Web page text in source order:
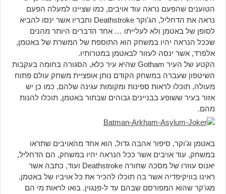
הטוענים שהפעם נראה עוד אויבים, כמו שציינו למעלה הפעם
נראה את הדחליל, הג'וקר Deathstroke וחבריו אשר ינסו להביא
לסופן של באטמן ולא לעלייתו … אחד הדברים היותר מהנים
שככל הנראה יהיו במשחק הוא התוספת של המשרת של באטמן,
אלפרד, אשר ינסה לעזור לבאטמן במטרותיו.
הקטע של העיר Gotham שהיא עיר כלא, הסגורה בחומה בעקבות
השיטפון שעברה במשחק הקודם נותן אופציית משחק עולם פתוח
מעולה, תוכלו לראות ספינות ומקומות עגינה שלהם, כמו כן יש
אזור בעיר ששופע בבניינים גבוהים שבתור באטמן, תוכלו להנות
מהם.
באטמן וג'וקר, סיפור אהבה גדול, הוא אחד מהאויבים שתראו
במשחק, עוד אויבים אשר ככל הנראה יהיו במשחק, הם הדחליל,
יאנוס עוזרו של מסכה שחורה Deathstroke ועוד, כתבה אשר
ראינו בוויקיפדיה אשר בה תוכלו להכיר את כל אויביו של באטמן,
מגו'קר שהוא המפורסם שבהם עד ל-פנגוין. בואו לראות מי הם